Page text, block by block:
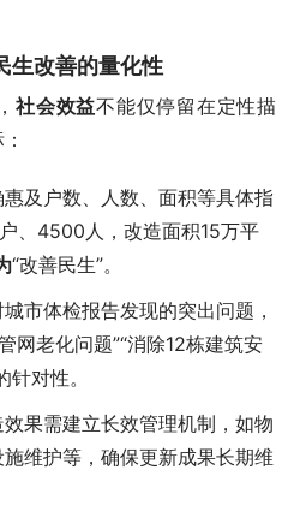
生改善的量化性
社会效益不能仅停留在定性描
惠及户数、人数、面积等具体指
、4500人，改造面积15万平
“改善民生”。
市体检报告发现的突出问题，
网老化问题”“消除12栋建筑安
对性。
效果需建立长效管理机制，如物
维护等，确保更新成果长期维